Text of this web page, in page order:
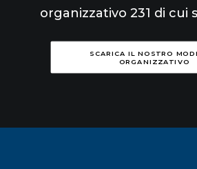
organizzativo 231 di cui
SCARICA IL NOSTRO
ORGANIZZATIVO